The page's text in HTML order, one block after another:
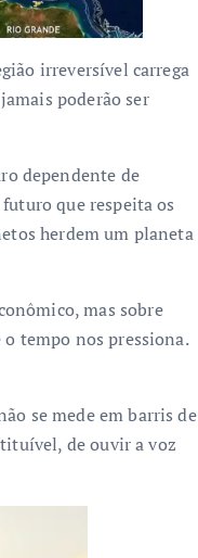
irreversível carrega
poderão ser
dependente de
que respeita os
herdem um planeta
mas sobre
tempo nos pressiona.
se mede em barris de
de ouvir a voz